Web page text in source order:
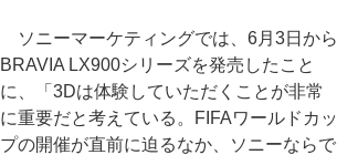
ソニーマーケティングでは、6月3日から
BRAVIA LX900シリーズを発売したこと
に、「3Dは体験していただくことが非常
に重要だと考えている。FIFAワールドカッ
プの開催が直前に迫るなか、ソニーならで